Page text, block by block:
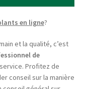
be
chosen
the
product
page
en ligne?
et la qualité, c’est
de
Profitez de
conseil sur la manière